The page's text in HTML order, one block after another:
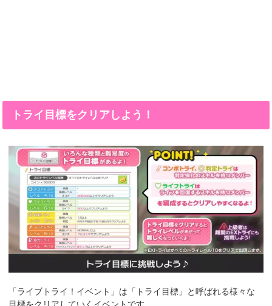
トライ目標をクリアしよう！
「ライブトライ！イベント」は「トライ目標」と呼ばれる様々な